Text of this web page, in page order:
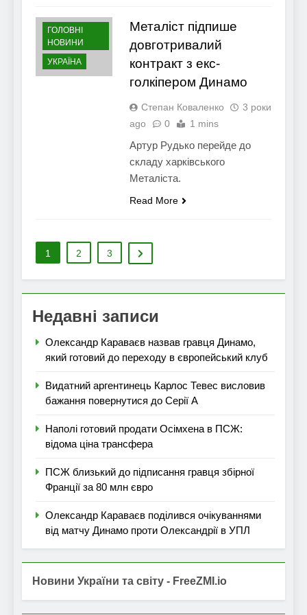
ГОЛОВНІ
НОВИНИ
УКРАЇНА
Металіст підпише
довготривалий
контракт з екс-
голкіпером Динамо
Степан Коваленко
3 роки
ago
0 1 mins
Артур Рудько перейде до
складу харківського
Металіста.
Read More
1 2 3
Недавні записи
Олександр Караваєв назвав гравця Динамо,
який готовий до переходу в європейський клуб
Видатний аргентинець Карлос Тевес висловив
бажання повернутися до Серії А
Наполі готовий продати Осімхена в ПСЖ:
відома ціна трансфера
ПСЖ близький до підписання гравця збірної
Франції за 80 млн євро
Олександр Караваєв поділився очікуваннями
від матчу Динамо проти Олександрії в УПЛ
Новини України та світу - FreeZMI.io